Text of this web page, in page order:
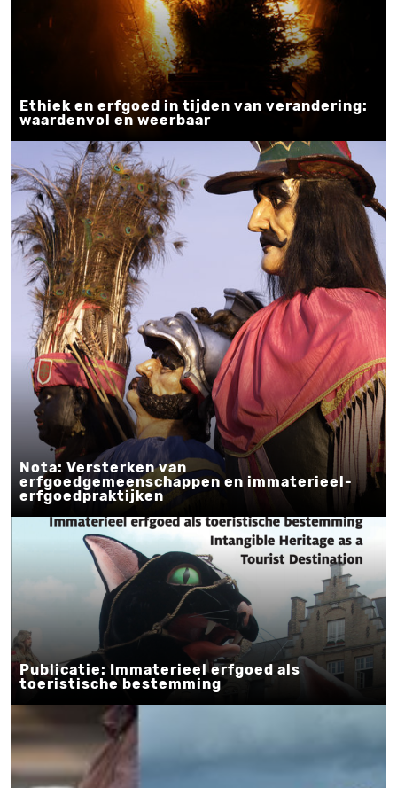
Ethiek en erfgoed in tijden van verandering:
waardenvol en weerbaar
Nota: Versterken van
erfgoedgemeenschappen en immaterieel-
erfgoedpraktijken
Publicatie: Immaterieel erfgoed als
toeristische bestemming